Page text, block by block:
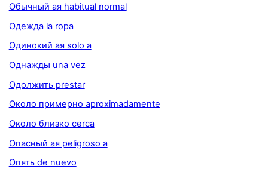
Обычный ая habitual normal
Одежда la ropa
Одинокий ая solo a
Однажды una vez
Одолжить prestar
Около примерно aproximadamente
Около близко cerca
Опасный ая peligroso a
Опять de nuevo